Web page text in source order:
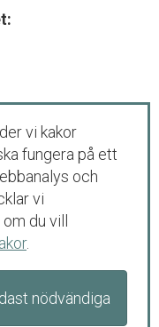
för
vi kakor
fungera på ett
och
vi
du vill
.
nödvändiga